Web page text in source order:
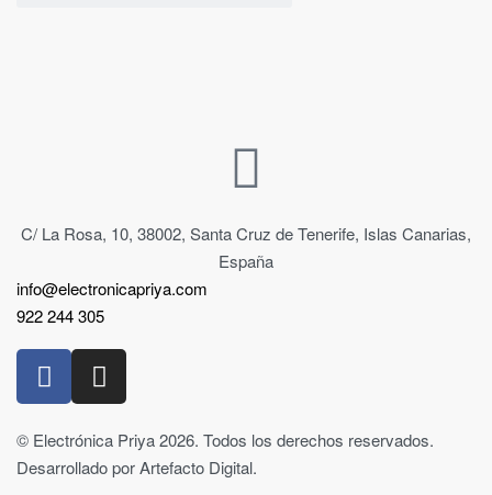
C/ La Rosa, 10, 38002, Santa Cruz de Tenerife, Islas Canarias,
España
info@electronicapriya.com
922 244 305
© Electrónica Priya 2026. Todos los derechos reservados.
Desarrollado por Artefacto Digital.